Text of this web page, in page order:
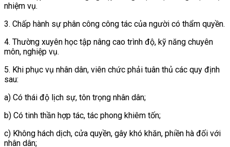
nhiệm vụ.
3. Chấp hành sự phân công công tác của người có thẩm quyền.
4. Thường xuyên học tập nâng cao trình độ, kỹ năng chuyên
môn, nghiệp vụ.
5. Khi phục vụ nhân dân, viên chức phải tuân thủ các quy định
sau:
a) Có thái độ lịch sự, tôn trọng nhân dân;
b) Có tinh thần hợp tác, tác phong khiêm tốn;
c) Không hách dịch, cửa quyền, gây khó khăn, phiền hà đối với
nhân dân;